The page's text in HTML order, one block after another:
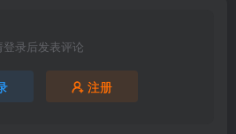
登录后发表评论
注册